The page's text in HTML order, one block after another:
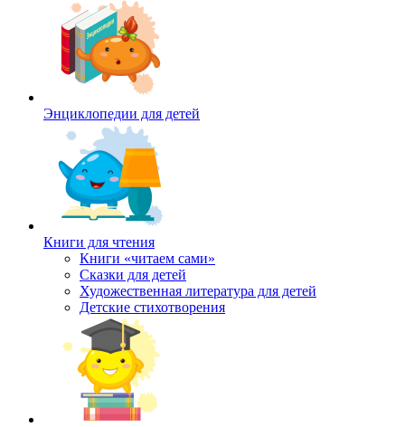
Энциклопедии для детей
Книги для чтения
Книги «читаем сами»
Сказки для детей
Художественная литература для детей
Детские стихотворения